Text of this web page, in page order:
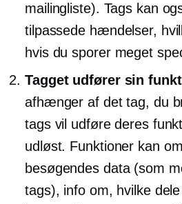
mailingliste). Tags kan
tilpassede hændelser,
hvis du sporer meget
Tagget udfører sin
afhænger af det tag, du
tags vil udføre deres
udløst. Funktioner kan
besøgendes data (som
tags), info om, hvilke